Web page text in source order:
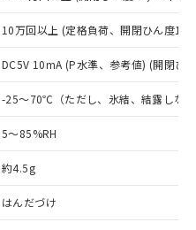
10万回以上 (定格負荷、開閉ひん度
DC5V 10mA (P水準、参考値) (開閉ひ
-25～70℃（ただし、氷結、結露しな
5～85%RH
約4.5g
はんだづけ
販売店や当社販売拠
ワーク
」をご確認
準価格結果を当社の
三者に漏洩または開
します。
部品リスト作成サー
ただくには、I-Web
録されている必要が
サイト上で当社にご
および制御機器に対する
ついては閾値を超える意
しています。
などにより、予定
ます。
ヘキシル)) : 1000ppm
質）のすべてが基
します。
下において有害物
境に深刻な影響を
ます。
社販売部門へお問
、核兵器、ミサイ
物兵器またはその他
の製造装置等に一切
。
を第三者に販売する
2および3の内容を当
ます。また当社は、
に係わる関係者が違
れがある場合は、取
ん。
の在庫状況につ
様のお取引先、ま
当のオムロン制御
当社販売員にご確
、また在庫状況の
ていない機種